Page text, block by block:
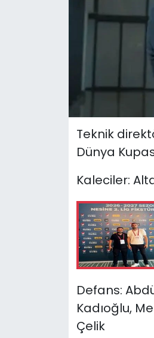
Teknik
Dünya
Kaleciler:
Defans:
Kadıoğlu,
Çelik